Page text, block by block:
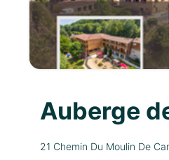
Auberge
21 Chemin Du Moulin De